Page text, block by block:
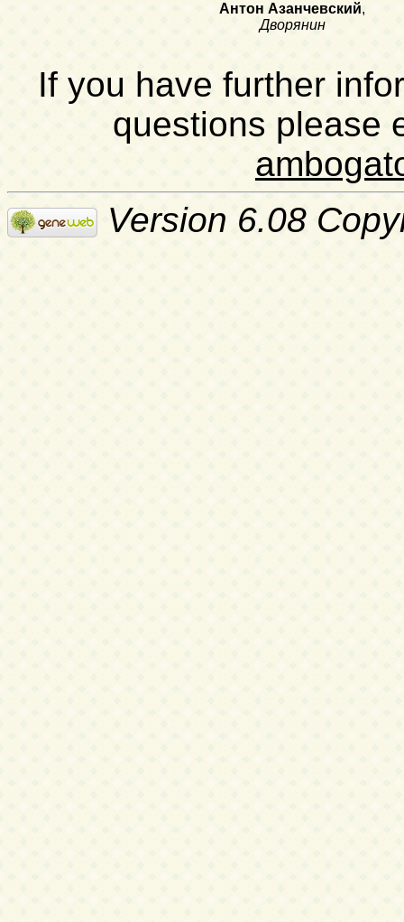
Антон Азанчевский,
Дворянин
If you have further
questions please
Version 6.08